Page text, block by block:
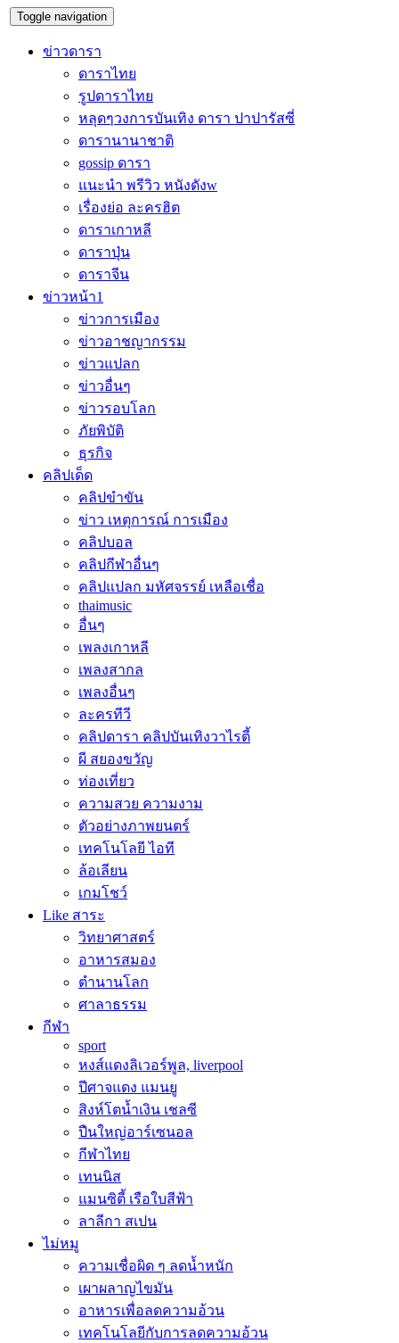
Toggle navigation
ข่าวดารา
ดาราไทย
รูปดาราไทย
หลุดๆวงการบันเทิง ดารา ปาปารัสซี่
ดารานานาชาติ
gossip ดารา
แนะนำ พรีวิว หนังดังw
เรื่องย่อ ละครฮิต
ดาราเกาหลี
ดาราปุ่น
ดาราจีน
ข่าวหน้า1
ข่าวการเมือง
ข่าวอาชญากรรม
ข่าวแปลก
ข่าวอื่นๆ
ข่าวรอบโลก
ภัยพิบัติ
ธุรกิจ
คลิปเด็ด
คลิปขำขัน
ข่าว เหตุการณ์ การเมือง
คลิปบอล
คลิปกีฬาอื่นๆ
คลิปแปลก มหัศจรรย์ เหลือเชื่อ
thaimusic
อื่นๆ
เพลงเกาหลี
เพลงสากล
เพลงอื่นๆ
ละครทีวี
คลิปดารา คลิปบันเทิงวาไรตี้
ผี สยองขวัญ
ท่องเที่ยว
ความสวย ความงาม
ตัวอย่างภาพยนตร์
เทคโนโลยี ไอที
ล้อเลียน
เกมโชว์
Like สาระ
วิทยาศาสตร์
อาหารสมอง
ตำนานโลก
ศาลาธรรม
กีฬา
sport
หงส์แดงลิเวอร์พูล, liverpool
ปีศาจแดง แมนยู
สิงห์โตน้ำเงิน เชลซี
ปืนใหญ่อาร์เซนอล
กีฬาไทย
เทนนิส
แมนซิตี้ เรือใบสีฟ้า
ลาลีกา สเปน
ไม่หมู
ความเชื่อผิด ๆ ลดน้ำหนัก
เผาผลาญไขมัน
อาหารเพื่อลดความอ้วน
เทคโนโลยีกับการลดความอ้วน